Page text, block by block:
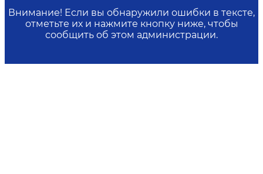
Внимание! Если вы обнаружили ошибки в тексте,
отметьте их и нажмите кнопку ниже, чтобы
сообщить об этом администрации.